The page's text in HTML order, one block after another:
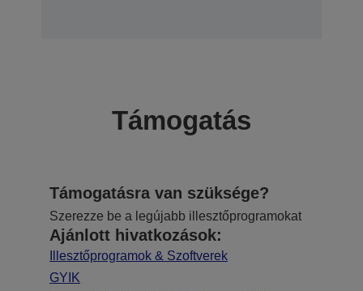
Támogatás
Támogatásra van szüksége?
Szerezze be a legújabb illesztőprogramokat
Ajánlott hivatkozások:
Illesztőprogramok & Szoftverek
GYIK